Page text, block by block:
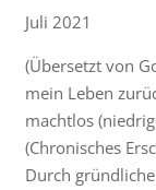
Juli 2021
(Übersetzt von
mein Leben
machtlos
(Chronisches
Durch